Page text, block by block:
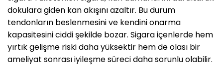
dokulara giden kan akışını azaltır. Bu durum
tendonların beslenmesini ve kendini onarma
kapasitesini ciddi şekilde bozar. Sigara içenlerde hem
yırtık gelişme riski daha yüksektir hem de olası bir
ameliyat sonrası iyileşme süreci daha sorunlu olabilir.